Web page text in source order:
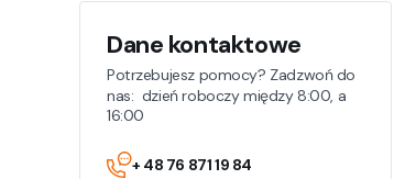
Dane kontaktowe
Potrzebujesz pomocy? Zadzwoń do
nas: dzień roboczy między 8:00, a
16:00
+ 48 76 871 19 84